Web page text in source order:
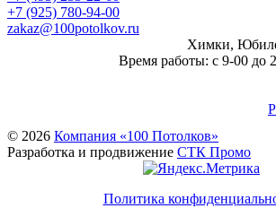
+7 (925) 780-94-00
zakaz@100potolkov.ru
Химки,
Время работы: с 9-00 до
© 2026 Компания «100 Потолков»
Разработка и продвижение СТК Промо
Политика